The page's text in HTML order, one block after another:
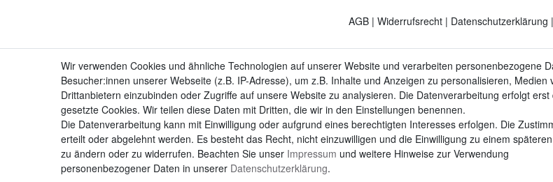
AGB | Widerrufsrecht | Datenschutzerklärung |
Wir verwenden Cookies und ähnliche Technologien auf unserer Website und verarbeiten personenbezogene
Besucher:innen unserer Webseite (z.B. IP-Adresse), um z.B. Inhalte und Anzeigen zu personalisieren, Medien
Drittanbietern einzubinden oder Zugriffe auf unsere Website zu analysieren. Die Datenverarbeitung erfolgt erst
gesetzte Cookies. Wir teilen diese Daten mit Dritten, die wir in den Einstellungen benennen.
Die Datenverarbeitung kann mit Einwilligung oder aufgrund eines berechtigten Interesses erfolgen. Die
erteilt oder abgelehnt werden. Es besteht das Recht, nicht einzuwilligen und die Einwilligung zu einem
zu ändern oder zu widerrufen. Beachten Sie unser Impressum und weitere Hinweise zur Verwendung
personenbezogener Daten in unserer Daten­schutz­erklärung.